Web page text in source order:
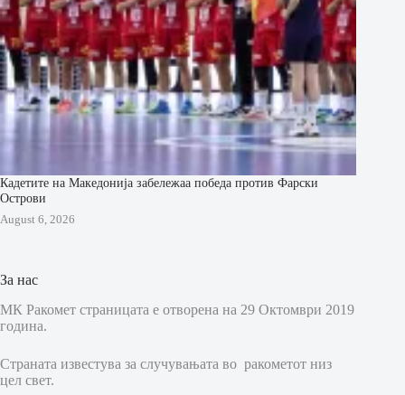
Кадетите на Македонија забележаа победа против Фарски
Острови
August 6, 2026
За нас
МК Ракомет страницата е отворена на 29 Октомври 2019
година.
Страната известува за случувањата во ракометот низ
цел свет.